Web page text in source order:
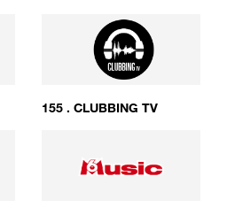
155 . CLUBBING TV